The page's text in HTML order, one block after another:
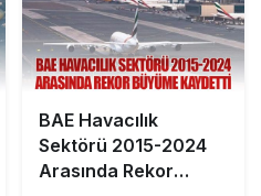
BAE Havacılık
Sektörü 2015-2024
Arasında Rekor